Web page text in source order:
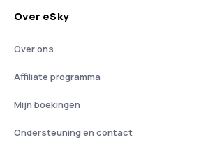
Over eSky
Over ons
Affiliate programma
Mijn boekingen
Ondersteuning en contact